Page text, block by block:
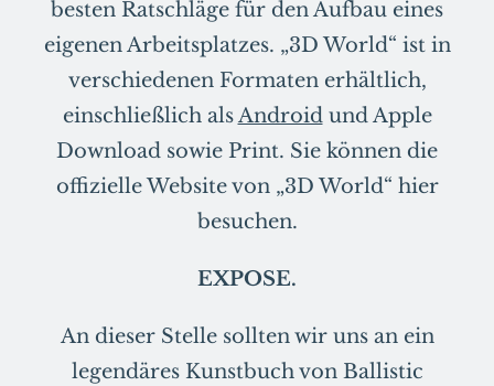
besten Ratschläge für den Aufbau eines
eigenen Arbeitsplatzes. „3D World“ ist in
verschiedenen Formaten erhältlich,
einschließlich alsAndroidund Apple
Download sowie Print. Sie können die
offizielle Website von „3D World“ hier
besuchen.
EXPOSE.
An dieser Stelle sollten wir uns an ein
legendäres Kunstbuch von Ballistic